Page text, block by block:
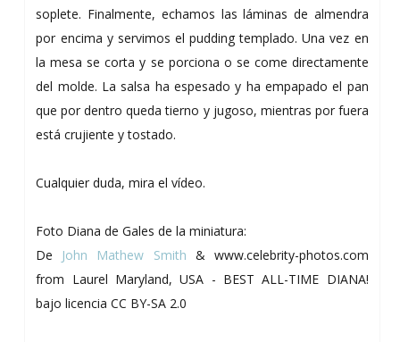
soplete. Finalmente, echamos las láminas de almendra
por encima y servimos el pudding templado. Una vez en
la mesa se corta y se porciona o se come directamente
del molde. La salsa ha espesado y ha empapado el pan
que por dentro queda tierno y jugoso, mientras por fuera
está crujiente y tostado.
Cualquier duda, mira el vídeo.
Foto Diana de Gales de la miniatura:
De John Mathew Smith & www.celebrity-photos.com
from Laurel Maryland, USA - BEST ALL-TIME DIANA!
bajo licencia CC BY-SA 2.0